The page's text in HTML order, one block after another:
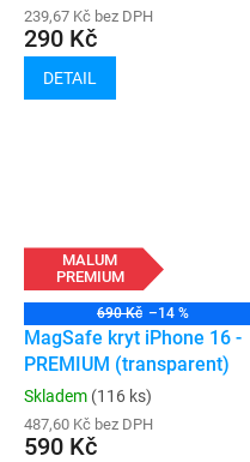
239,67 Kč bez DPH
290 Kč
DETAIL
MALUM
PREMIUM
690 Kč –14 %
MagSafe kryt iPhone 16 -
PREMIUM (transparent)
Skladem (116 ks)
487,60 Kč bez DPH
590 Kč